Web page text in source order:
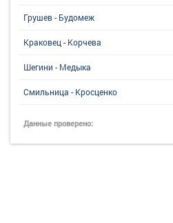
Грушев - Будомеж
Краковец - Корчева
Шегини - Медыка
Смильница - Кросценко
Данные проверено: